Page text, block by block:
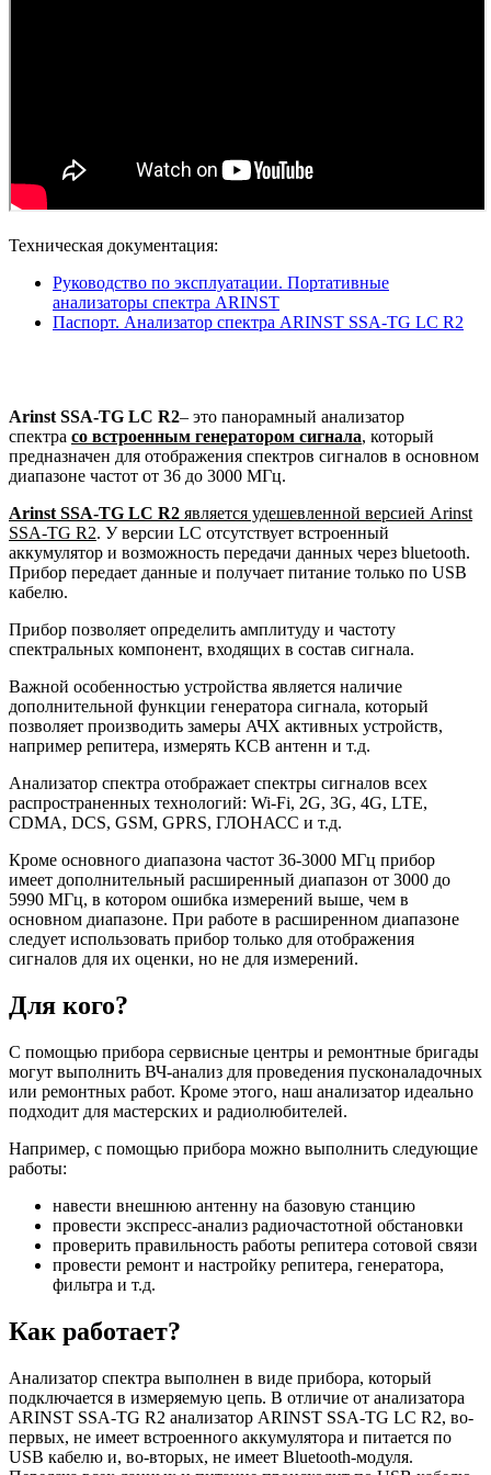
Техническая документация:
Руководство по эксплуатации. Портативные
анализаторы спектра ARINST
Паспорт. Анализатор спектра ARINST SSA-TG LC R2
Arinst SSA-TG LC R2– это панорамный анализатор
спектра со встроенным генератором сигнала, который
предназначен для отображения спектров сигналов в основном
диапазоне частот от 36 до 3000 МГц.
Arinst SSA-TG LC R2 является удешевленной версией Arinst
SSA-TG R2. У версии LC отсутствует встроенный
аккумулятор и возможность передачи данных через bluetooth.
Прибор передает данные и получает питание только по USB
кабелю.
Прибор позволяет определить амплитуду и частоту
спектральных компонент, входящих в состав сигнала.
Важной особенностью устройства является наличие
дополнительной функции генератора сигнала, который
позволяет производить замеры АЧХ активных устройств,
например репитера, измерять КСВ антенн и т.д.
Анализатор спектра отображает спектры сигналов всех
распространенных технологий: Wi-Fi, 2G, 3G, 4G, LTE,
CDMA, DCS, GSM, GPRS, ГЛОНАСС и т.д.
Кроме основного диапазона частот 36-3000 МГц прибор
имеет дополнительный расширенный диапазон от 3000 до
5990 МГц, в котором ошибка измерений выше, чем в
основном диапазоне. При работе в расширенном диапазоне
следует использовать прибор только для отображения
сигналов для их оценки, но не для измерений.
Для кого?
С помощью прибора сервисные центры и ремонтные бригады
могут выполнить ВЧ-анализ для проведения пусконаладочных
или ремонтных работ. Кроме этого, наш анализатор идеально
подходит для мастерских и радиолюбителей.
Например, с помощью прибора можно выполнить следующие
работы:
навести внешнюю антенну на базовую станцию
провести экспресс-анализ радиочастотной обстановки
проверить правильность работы репитера сотовой связи
провести ремонт и настройку репитера, генератора,
фильтра и т.д.
Как работает?
Анализатор спектра выполнен в виде прибора, который
подключается в измеряемую цепь. В отличие от анализатора
ARINST SSA-TG R2 анализатор ARINST SSA-TG LC R2, во-
первых, не имеет встроенного аккумулятора и питается по
USB кабелю и, во-вторых, не имеет Bluetooth-модуля.